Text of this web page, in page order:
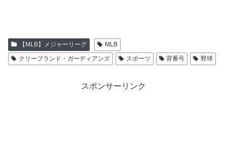
【MLB】メジャーリーグ
MLB
クリーブランド・ガーディアンズ
スポーツ 背番号 野球
スポンサーリンク